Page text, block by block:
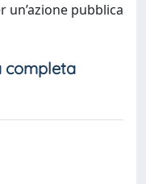
pubblica
completa